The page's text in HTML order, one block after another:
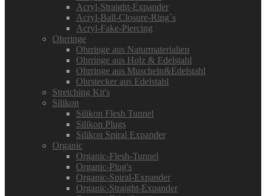
Acryl-Straight-Expander
Acryl-Ball-Closure-Ring`s
Acryl-Fake-Piercing
Ohrringe
Ohrringe aus Naturmaterialien
Ohrringe aus Holz & Edelstahl
Ohrringe aus Muscheln&Edelstahl
Ohrstecker aus Edelstahl
Stretching Kit's
Silikon
Silikon Flesh Tunnel
Silikon Plugs
Silikon Spiral Expander
Organic
Organic-Flesh-Tunnel
Organic-Plug's
Organic-Spiral-Expander
Organic-Straight-Expander